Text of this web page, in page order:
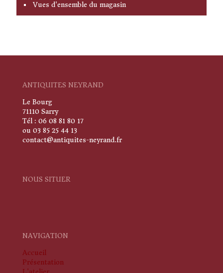
Vues d'ensemble du magasin
ANTIQUITES NEYRAND
Le Bourg
71110 Sarry
Tél : 06 08 81 80 17
ou 03 85 25 44 13
contact@antiquites-neyrand.fr
NOUS SITUER
NAVIGATION
Accueil
Présentation